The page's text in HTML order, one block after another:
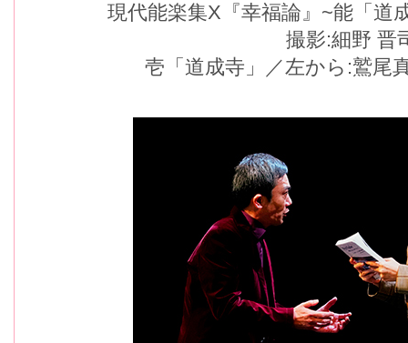
現代能楽集X『幸福論』~能「道
撮影:細野 晋
壱「道成寺」／左から:鷲尾